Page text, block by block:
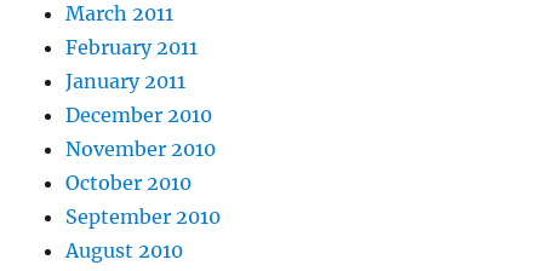
March 2011
February 2011
January 2011
December 2010
November 2010
October 2010
September 2010
August 2010